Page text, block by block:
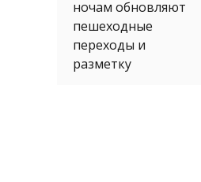
ночам обновляют
пешеходные
переходы и
разметку